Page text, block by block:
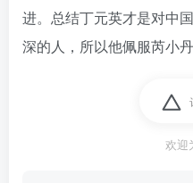
进。总结丁元英才是对中
深的人，所以他佩服芮小
欢迎